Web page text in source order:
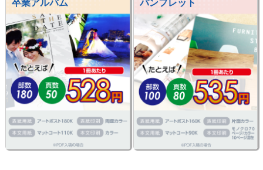
卒業アルバム パンフレット